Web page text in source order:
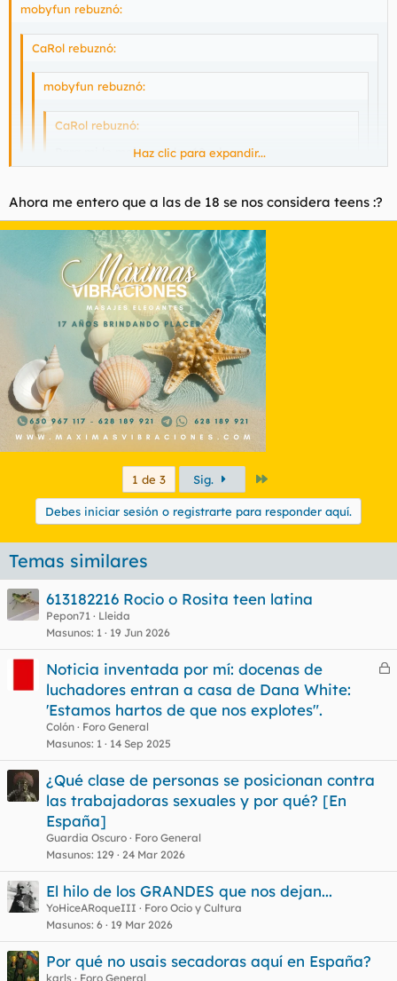
mobyfun rebuznó:
CaRol rebuznó:
mobyfun rebuznó:
CaRol rebuznó:
Para mi lo mejor son los 18 :pla
Los chicos molan mas mayores :35
Haz clic para expandir...
tiene usted 18? Haz clic para expandir...
Si,no me trate de usted que me hace mayor
entonces me atrae usted. es usted una teen. digo tu moza
Haz clic para expandir...
Ahora me entero que a las de 18 se nos considera teens :?
1 de 3 Sig.
Debes iniciar sesión o registrarte para responder aquí.
Temas similares
613182216 Rocio o Rosita teen latina
Pepon71
Lleida
Masunos 1 19 Jun 2026
C
d
Noticia inventada por mí: docenas de
luchadores entran a casa de Dana White:
'Estamos hartos de que nos explotes".
Colón
Foro General
Masunos 1 14 Sep 2025
¿Qué clase de personas se posicionan contra
las trabajadoras sexuales y por qué? [En
España]
Guardia Oscuro
Foro General
Masunos 129 24 Mar 2026
El hilo de los GRANDES que nos dejan...
YoHiceARoqueIII
Foro Ocio y Cultura
Masunos 6 19 Mar 2026
Por qué no usais secadoras aquí en España?
karls
Foro General